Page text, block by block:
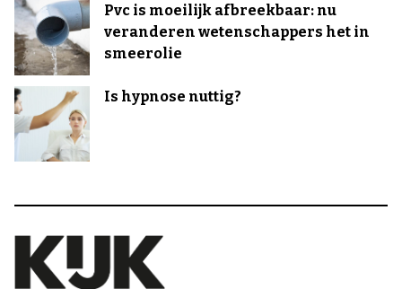
Pvc is moeilijk afbreekbaar: nu
veranderen wetenschappers het in
smeerolie
Is hypnose nuttig?